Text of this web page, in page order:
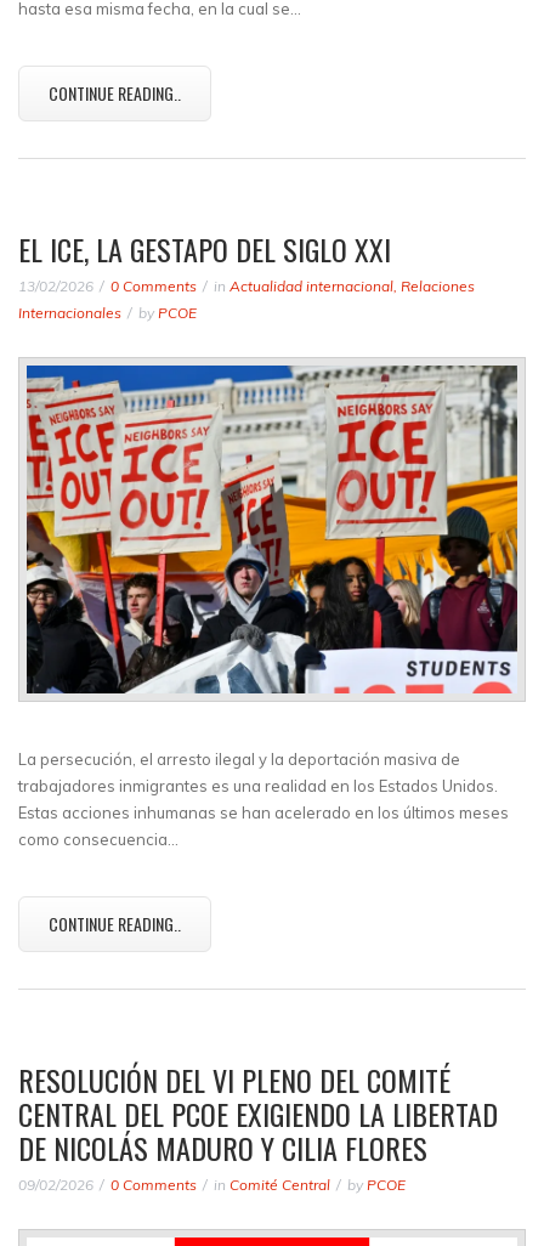
hasta esa misma fecha, en la cual se…
CONTINUE READING..
EL ICE, LA GESTAPO DEL SIGLO XXI
13/02/2026 0 Comments in Actualidad internacional, Relaciones
Internacionales
by PCOE
La persecución, el arresto ilegal y la deportación masiva de
trabajadores inmigrantes es una realidad en los Estados Unidos.
Estas acciones inhumanas se han acelerado en los últimos meses
como consecuencia…
CONTINUE READING..
RESOLUCIÓN DEL VI PLENO DEL COMITÉ
CENTRAL DEL PCOE EXIGIENDO LA LIBERTAD
DE NICOLÁS MADURO Y CILIA FLORES
09/02/2026 0 Comments in Comité Central by PCOE